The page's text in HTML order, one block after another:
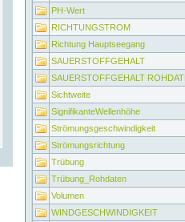
PH-Wert
RICHTUNGSTROM
Richtung Hauptseegang
SAUERSTOFFGEHALT
SAUERSTOFFGEHALT
Sichtweite
SignifikanteWellenhöhe
Strömungsgeschwindigkeit
Strömungsrichtung
Trübung
Trübung_Rohdaten
Volumen
WINDGESCHWINDIGKEIT